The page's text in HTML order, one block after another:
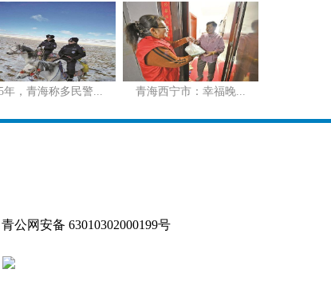
年，青海称多民警... 青海西宁市：幸福晚...
青公网安备 63010302000199号